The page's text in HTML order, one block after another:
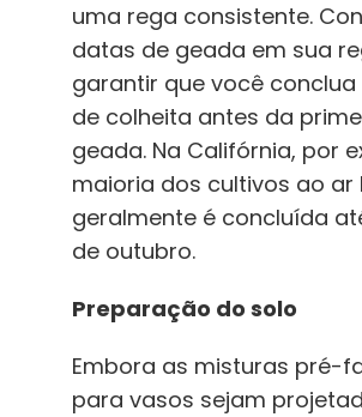
uma rega consistente.
datas de geada em sua
garantir que você conclua
de colheita antes da
geada. Na Califórnia, por
maioria dos cultivos ao ar
geralmente é concluída
de outubro.
Preparação do solo
Embora as misturas pré-
para vasos sejam